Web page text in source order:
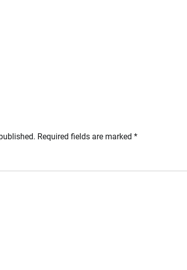
Required fields are marked *